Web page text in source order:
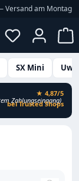
Versand am Montag
Du hast 0
SX Mini
Zahlungseingang)
★ 4,87/5
bei Trusted Shops